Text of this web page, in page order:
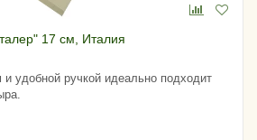
17 см, Италия
удобной ручкой идеально подходит